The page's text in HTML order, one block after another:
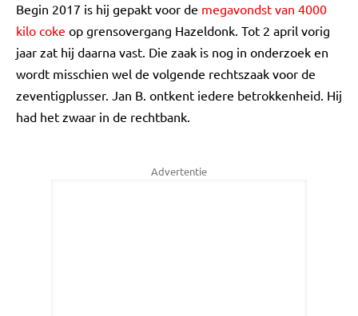
Begin 2017 is hij gepakt voor de megavondst van 4000
kilo coke op grensovergang Hazeldonk. Tot 2 april vorig
jaar zat hij daarna vast. Die zaak is nog in onderzoek en
wordt misschien wel de volgende rechtszaak voor de
zeventigplusser. Jan B. ontkent iedere betrokkenheid. Hij
had het zwaar in de rechtbank.
Advertentie